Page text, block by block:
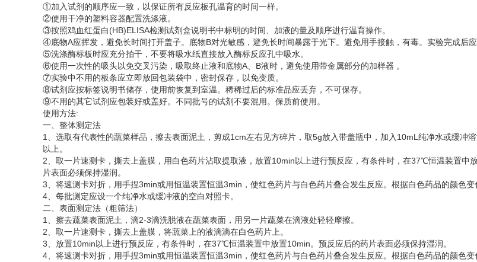
①加入试剂的顺序应一致，以保证所有反应板孔温育的时间一样。
②使用干净的塑料容器配置洗涤液。
③按照鸡血红蛋白(HB)ELISA检测试剂盒说明书中标明的时间、加液的量及顺序进行温育操作。
④底物A应挥发，避免长时间打开盖子。底物B对光敏感，避免长时间暴露于光下。避免用手接触，有毒。实验完成后应
⑤洗涤酶标板时应充分拍干，不要将吸水纸直接放入酶标反应孔中吸水。
⑥使用一次性的吸头以免交叉污染，吸取终止液和底物A、B液时，避免使用带金属部分的加样器 。
⑦实验中不用的板条应立即放回包装袋中，密封保存，以免变质。
⑧试剂应按标签说明书储存，使用前恢复到室温。稀稀过后的标准品应丢弃，不可保存。
⑨不用的其它试剂应包装好或盖好。不同批号的试剂不要混用。保质前使用。
使用方法:
一、整体测定法
1、选取有代表性的蔬菜样品，擦去表面泥土，剪成1cm左右见方碎片，取5g放入带盖瓶中，加入10mL纯净水或缓冲
以上。
2、取一片速测卡，撕去上盖膜，用白色药片沾取提取液，放置10min以上进行预反应，有条件时，在37℃恒温装置中
片表面必须保持湿润。
3、将速测卡对折，用手捏3min或用恒温装置恒温3min，使红色药片与白色药片叠合发生反应。根据白色药品的颜色变
4、每批测定应设一个纯净水或缓冲液的空白对照卡。
二、表面测定法（粗筛法）
1、擦去蔬菜表面泥土，滴2-3滴洗脱液在蔬菜表面，用另一片蔬菜在滴液处轻轻摩擦。
2、取一片速测卡，撕去上盖膜，将蔬菜上的液滴滴在白色药片上。
3、放置10min以上进行预反应，有条件时，在37℃恒温装置中放置10min。预反应后的药片表面必须保持湿润。
4、将速测卡对折，用手捏3min或用恒温装置恒温3min，使红色药片与白色药片叠合发生反应。根据白色药品的颜色变